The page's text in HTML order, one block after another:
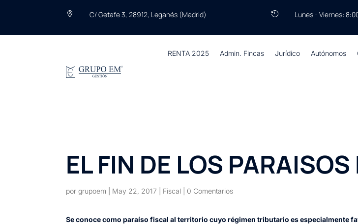
 C/ Getafe 3, 28912, Leganés (Madrid)  Lunes - Viernes:
RENTA 2025 Admin. Fincas Jurídico Autónomos
EL FIN DE LOS
porgrupoem May 22, 2017 Fiscal 0 Comentarios
Se conoce como paraíso fiscal al territorio cuyo régimen tributario es especialmente